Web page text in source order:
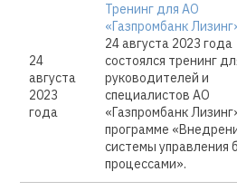
24
августа
2023
года
Тренинг для АО
«Газпромбанк
24 августа 2023 года
состоялся тренинг
руководителей и
специалистов АО
«Газпромбанк
программе
системы управления
процессами».